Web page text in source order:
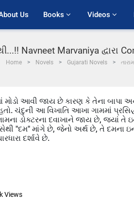
Us Books Videos
Navneet Marvaniya દ્વારા
Home Novels Gujarati Novels
મોડો આવી જાય છે કારણ કે તેના બાપા
ચંદુની આ વિખાતિ આખા ગામમાં
ડોક્ટરના દવાખાને જાય છે, જ્યાં
"દમ" માંગે છે, જેનો અર્થ છે, તે
દર્શાવે છે.
Views